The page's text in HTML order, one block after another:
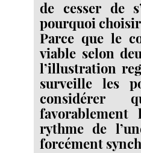
de cesser de
pourquoi
Parce que le
viable selon
l’illustration
surveille les
considérer
rythme de
forcément